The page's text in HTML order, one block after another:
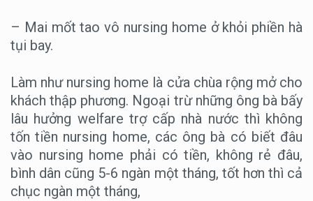
– Mai mốt tao vô nursing home ở khỏi phiền hà
tụi bay.
Làm như nursing home là cửa chùa rộng mở cho
khách thập phương. Ngoại trừ những ông bà bấy
lâu hưởng welfare trợ cấp nhà nước thì không
tốn tiền nursing home, các ông bà có biết đâu
vào nursing home phải có tiền, không rẻ đâu,
bình dân cũng 5-6 ngàn một tháng, tốt hơn thì cả
chục ngàn một tháng,